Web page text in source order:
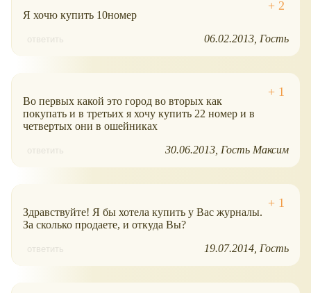
Я хочю купить 10номер
ответить 06.02.2013 Гость
Во первых какой это город во вторых как
покупать и в третьих я хочу купить 22 номер и в
четвертых они в ошейниках
ответить 30.06.2013 Гость Максим
Здравствуйте! Я бы хотела купить у Вас журналы.
За сколько продаете, и откуда Вы?
ответить 19.07.2014 Гость